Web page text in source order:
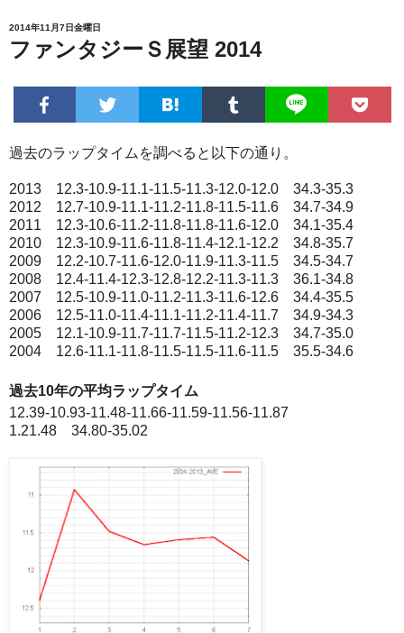
2014年11月7日金曜日
ファンタジーＳ展望 2014
過去のラップタイムを調べると以下の通り。
2013 12.3-10.9-11.1-11.5-11.3-12.0-12.0 34.3-35.3
2012 12.7-10.9-11.1-11.2-11.8-11.5-11.6 34.7-34.9
2011 12.3-10.6-11.2-11.8-11.8-11.6-12.0 34.1-35.4
2010 12.3-10.9-11.6-11.8-11.4-12.1-12.2 34.8-35.7
2009 12.2-10.7-11.6-12.0-11.9-11.3-11.5 34.5-34.7
2008 12.4-11.4-12.3-12.8-12.2-11.3-11.3 36.1-34.8
2007 12.5-10.9-11.0-11.2-11.3-11.6-12.6 34.4-35.5
2006 12.5-11.0-11.4-11.1-11.2-11.4-11.7 34.9-34.3
2005 12.1-10.9-11.7-11.7-11.5-11.2-12.3 34.7-35.0
2004 12.6-11.1-11.8-11.5-11.5-11.6-11.5 35.5-34.6
過去10年の平均ラップタイム
12.39-10.93-11.48-11.66-11.59-11.56-11.87
1.21.48 34.80-35.02